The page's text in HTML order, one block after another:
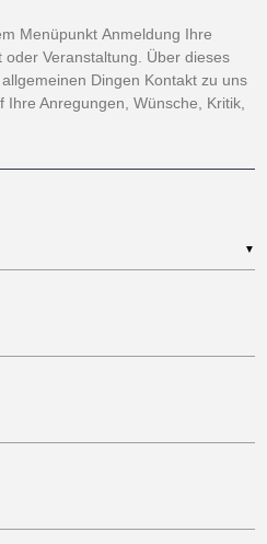
MenüpunktAnmeldung Ihre
Veranstaltung. Über dieses
Dingen Kontakt zu uns
Anregungen, Wünsche, Kritik,
▼